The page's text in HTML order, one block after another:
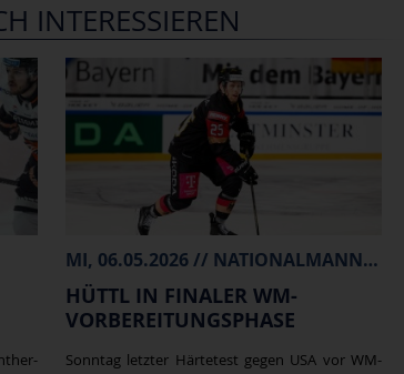
INTERESSIEREN
MI, 06.05.2026 // NATIONALMANNSCHAFT
HÜTTL IN FINALER WM-
VORBEREITUNGSPHASE
Sonntag letzter Härtetest gegen USA vor WM-